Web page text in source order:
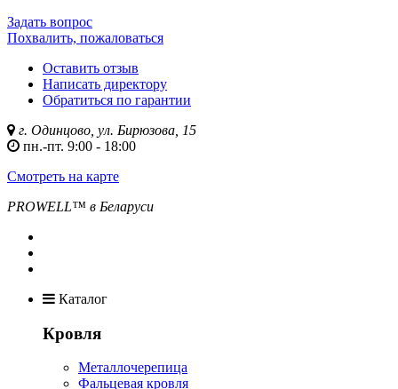
Задать вопрос
Похвалить, пожаловаться
Оставить отзыв
Написать директору
Обратиться по гарантии
г. Одинцово, ул. Бирюзова, 15
пн.-пт. 9:00 - 18:00
Смотреть на карте
PROWELL™ в Беларуси
Каталог
Кровля
Металлочерепица
Фальцевая кровля